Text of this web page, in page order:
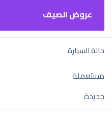
عروض الصيف
حالة السيارة
مستعملة
جديدة